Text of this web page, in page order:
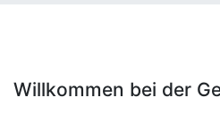
Willkommen bei der